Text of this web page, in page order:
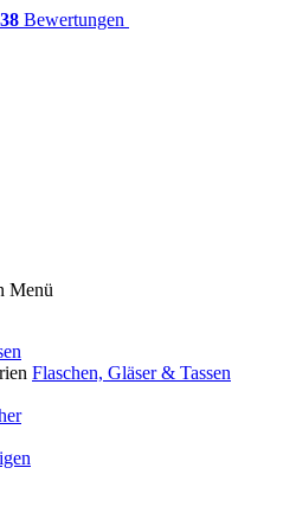
Bewertungen
Menü
Flaschen, Gläser & Tassen